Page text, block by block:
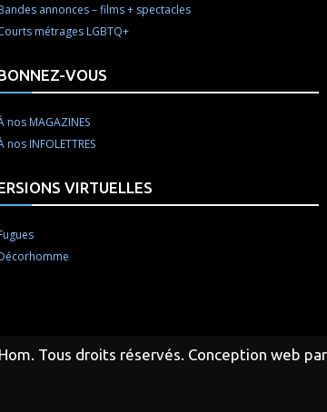
annonces – films + spectacles
métrages LGBTQ+
VOUS
nos MAGAZINES
nos INFOLETTRES
VIRTUELLES
Tous droits réservés. Conception web par